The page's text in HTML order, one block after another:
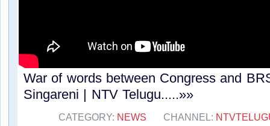
War of words between Congress and
Singareni | NTV Telugu.....»»
CATEGORY: NEWS CHANNEL: